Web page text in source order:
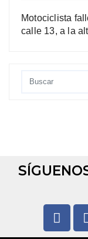
Motociclista
calle 13, a la